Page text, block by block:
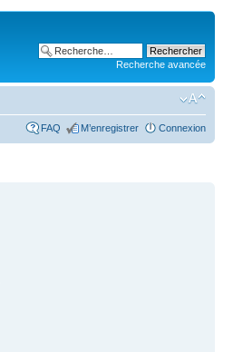
Recherche avancée
FAQ M’enregistrer Connexion